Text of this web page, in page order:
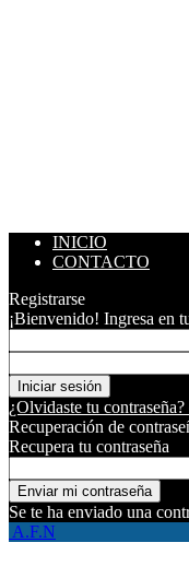
INICIO
CONTACTO
Registrarse
¡Bienvenido! Ingresa en
¿Olvidaste tu
Recuperación de
Recupera tu contraseña
Se te ha enviado una
A.F.N